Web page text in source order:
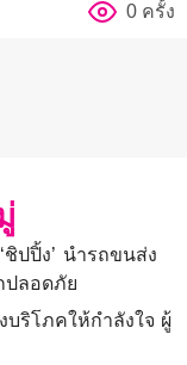
0 ครั้ง
ชิปปิ้ง’ นำรถขนส่ง
ปลอดภัย
บริโภคให้กำลังใจ ผู้